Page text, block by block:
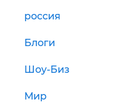
россия
Блоги
Шоу-Биз
Мир